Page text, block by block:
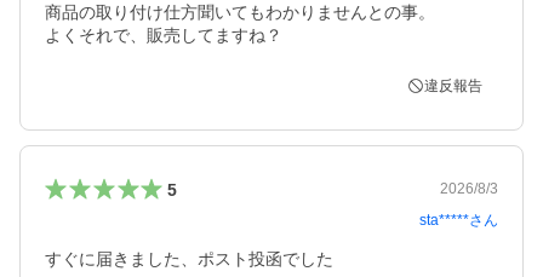
商品の取り付け仕方聞いてもわかりませんとの事。
よくそれで、販売してますね？
違反報告
5
2026/8/3
sta*****さん
すぐに届きました、ポスト投函でした